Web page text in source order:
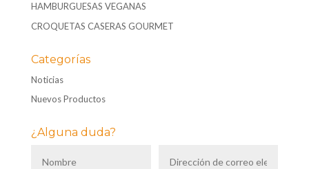
HAMBURGUESAS VEGANAS
CROQUETAS CASERAS GOURMET
Categorías
Noticias
Nuevos Productos
¿Alguna duda?